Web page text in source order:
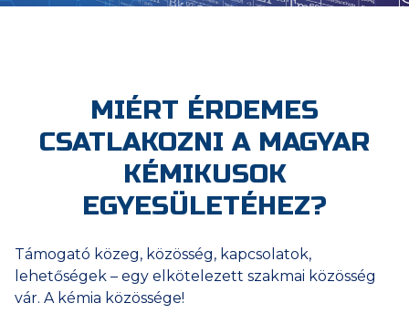
MIÉRT ÉRDEMES
CSATLAKOZNI A MAGYAR
KÉMIKUSOK
EGYESÜLETÉHEZ?
Támogató közeg, közösség, kapcsolatok,
lehetőségek – egy elkötelezett szakmai közösség
vár. A kémia közössége!